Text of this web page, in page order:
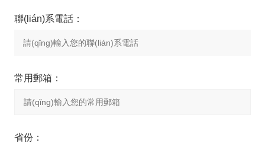
聯(lián)系電話：
常用郵箱：
省份：